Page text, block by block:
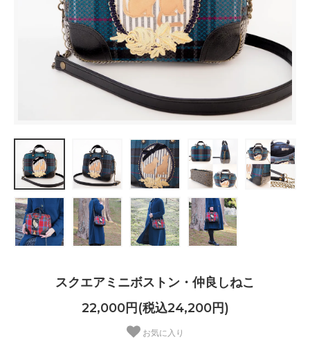
スクエアミニボストン・仲良しねこ
22,000円(税込24,200円)
お気に入り